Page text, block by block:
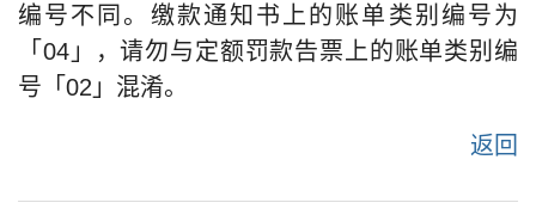
编号不同。缴款通知书上的账单类别编号为
「04」，请勿与定额罚款告票上的账单类别编
号「02」混淆。
返回